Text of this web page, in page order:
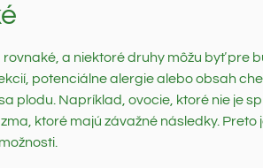
a niektoré druhy môžu byť pre
potenciálne alergie alebo obsah
plodu. Napríklad, ovocie, ktoré nie je
ktoré majú závažné následky.